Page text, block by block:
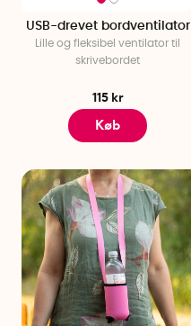
USB-drevet bordventilator
Lille og fleksibel ventilator til
skrivebordet
115 kr
Køb